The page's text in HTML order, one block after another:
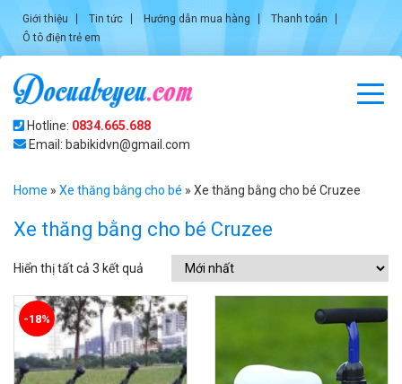
Giới thiệu Tin tức Hướng dẫn mua hàng
Thanh toán
Ô tô điện trẻ em
Hotline: 0834.665.688
Email: babikidvn@gmail.com
Home » Xe thăng bằng cho bé » Xe thăng bằng cho bé Cruzee
Xe thăng bằng cho bé Cruzee
Hiển thị tất cả 3 kết quả
-18%